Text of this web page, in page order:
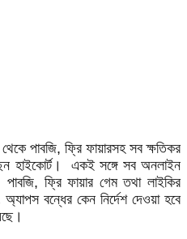
পাবজি, ফ্রি ফায়ারসহ সব ক্ষতিকর
হাইকোর্ট। একই সঙ্গে সব অনলাইন
পাবজি, ফ্রি ফায়ার গেম তথা লাইকির
বন্ধের কেন নির্দেশ দেওয়া হবে